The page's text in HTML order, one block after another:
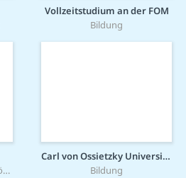
Vollzeitstudium an der FOM
Bildung
Vereine, Verbände und Behörden
Carl von Ossietzky Universität Oldenburg
Bildung